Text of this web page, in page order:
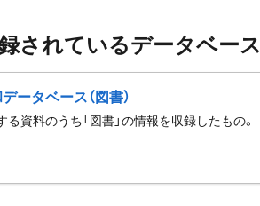
されているデータベース
ータベース（図書）
資料のうち「図書」の情報を収録したもの。